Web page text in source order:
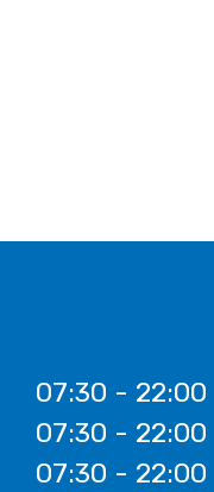
07:30 - 22:00
07:30 - 22:00
07:30 - 22:00